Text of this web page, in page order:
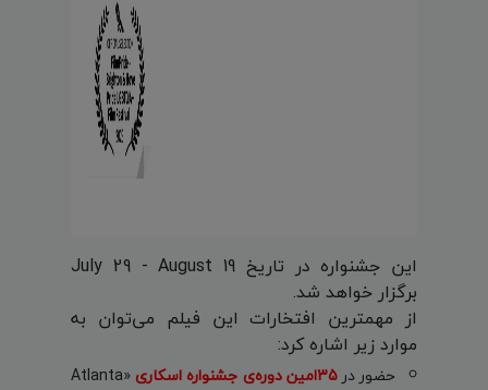
این جشنواره در تاریخ July 29 - August 19
برگزار خواهد شد.
از مهمترین افتخارات این فیلم می‌توان به
موارد زیر اشاره کرد:
حضور در35امین دوره‌ی جشنواره اسکاری «Atlanta